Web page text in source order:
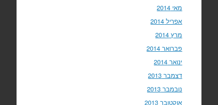
מאי 2014
אפריל 2014
מרץ 2014
פברואר 2014
ינואר 2014
דצמבר 2013
נובמבר 2013
אוקטובר 2013